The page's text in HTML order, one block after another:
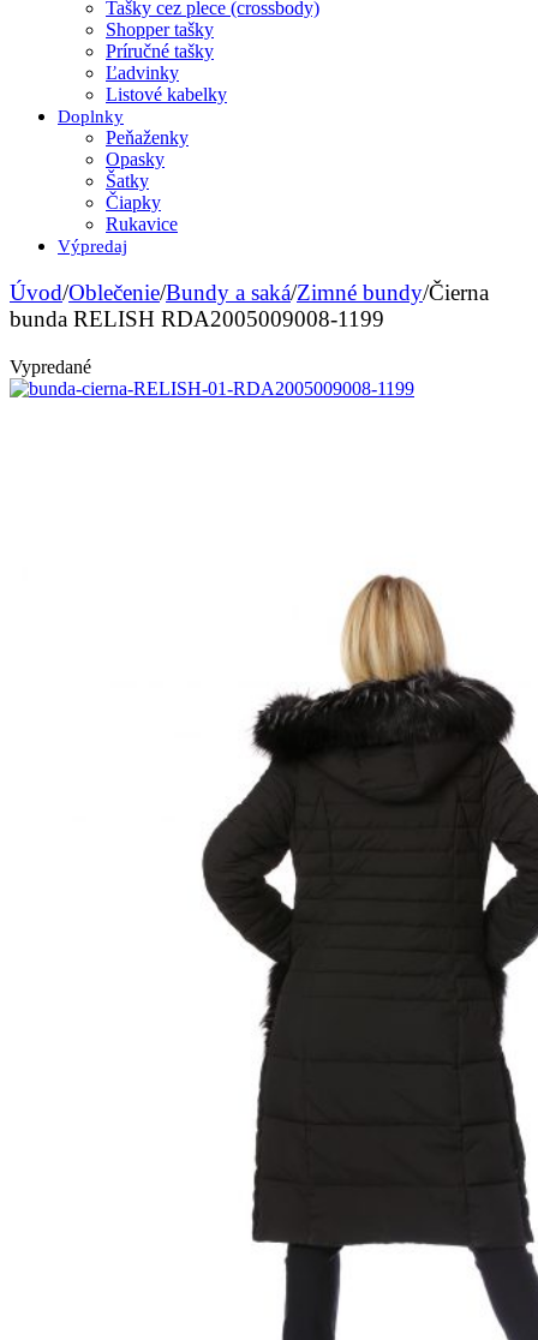
Tašky cez plece (crossbody)
Shopper tašky
Príručné tašky
Ľadvinky
Listové kabelky
Doplnky
Peňaženky
Opasky
Šatky
Čiapky
Rukavice
Výpredaj
Úvod/Oblečenie/Bundy a saká/Zimné bundy/Čierna
bunda RELISH RDA2005009008-1199
Vypredané